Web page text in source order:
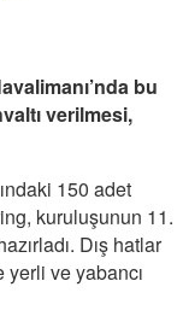
bu
verilmesi,
150 adet
kuruluşunun 11.
Dış hatlar
ve yabancı